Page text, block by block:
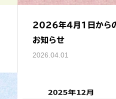
2026年4月1日から
お知らせ
2026.04.01